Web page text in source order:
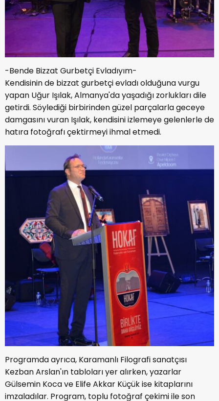
-Bende Bizzat Gurbetçi Evladıyım-
Kendisinin de bizzat gurbetçi evladı olduğuna vurgu
yapan Uğur Işılak, Almanya'da yaşadığı zorlukları dile
getirdi. Söylediği birbirinden güzel parçalarla geceye
damgasını vuran Işılak, kendisini izlemeye gelenlerle de
hatıra fotoğrafı çektirmeyi ihmal etmedi.
Programda ayrıca, Karamanlı Filografi sanatçısı
Kezban Arslan'ın tabloları yer alırken, yazarlar
Gülsemin Koca ve Elife Akkar Küçük ise kitaplarını
imzaladılar. Program, toplu fotoğraf çekimi ile son